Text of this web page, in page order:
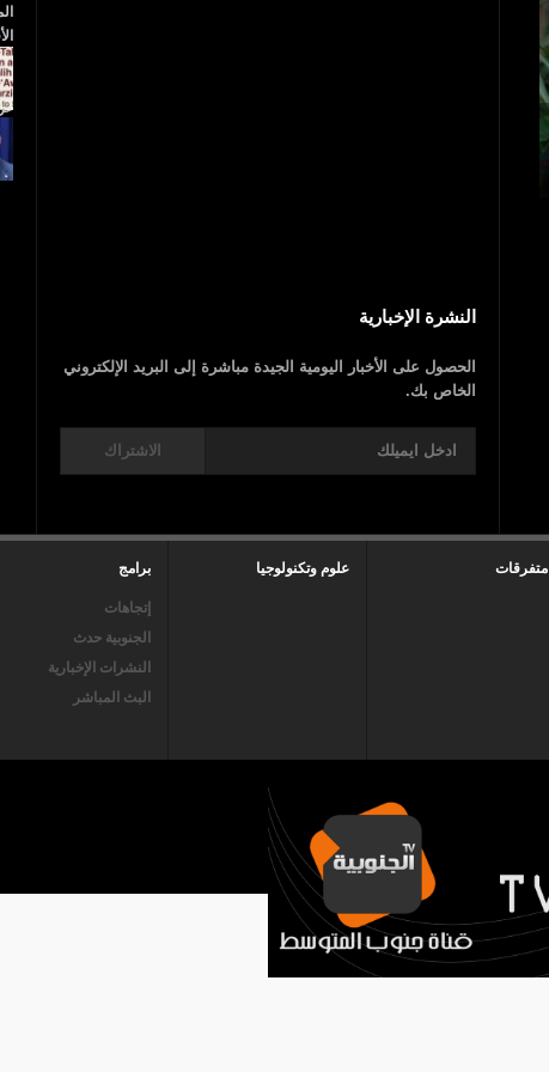
عاجل..ترامب
النشرة الإخبارية
الحصول على الأخبار اليومية الجيدة مباشرة إلى البريد الإلكتروني
الخاص بك.
الاشتراك
متفرقات علوم وتكنولوجيا برامج
إتجاهات
الجنوبية حدث
النشرات الإخبارية
البث المباشر